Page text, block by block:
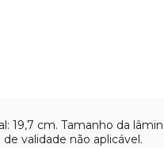
19,7 cm. Tamanho da
validade não aplicável.